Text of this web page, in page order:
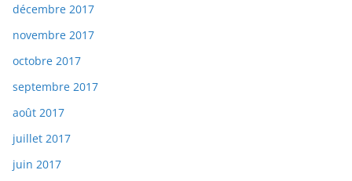
décembre 2017
novembre 2017
octobre 2017
septembre 2017
août 2017
juillet 2017
juin 2017